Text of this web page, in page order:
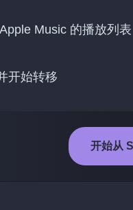
Music 的播放列表
开始转移
开始从